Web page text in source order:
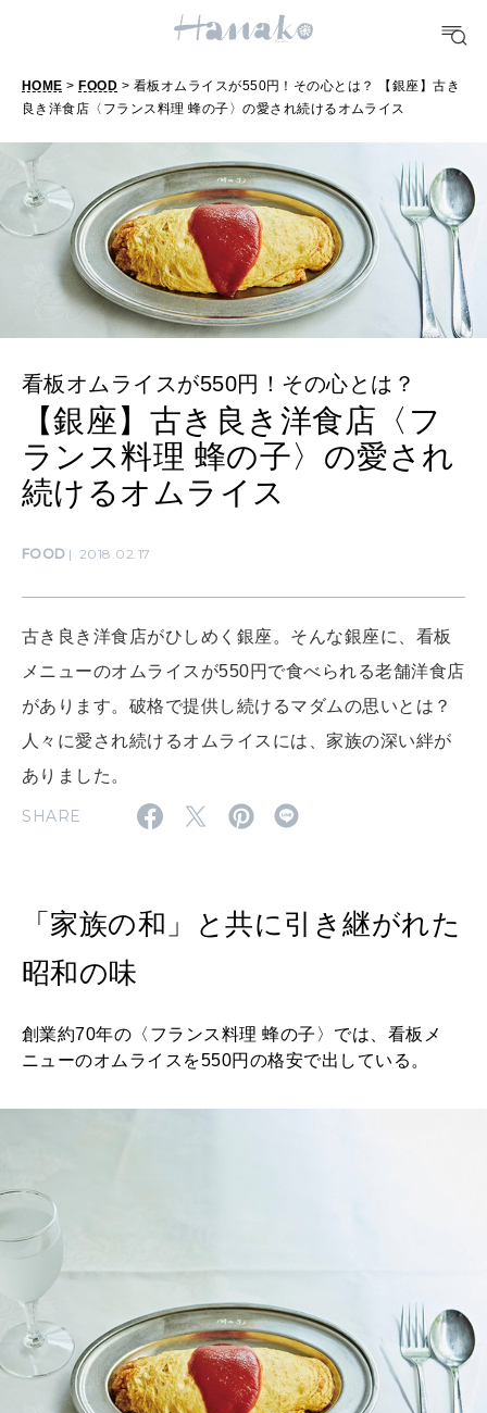
どこ行く？
FORTUNE
[12星座別] Weekly Holoscope
[12星座別] Monthly Love Holoscope
女神まり愛のタロットメッセージ
算命学がわかる今月のあなた
HEALTH
自分にやさしく
LEARN
MAMA
ママもいろいろ
自分を耕す
2026年9月号「北海道 おいしく遊ぶ、夏のご褒美旅。」
2026年7月号「鎌倉 ローカルが 教えてくれた 本当の歩き方。」
2026年2月号「良運を掴む 新・開運術。」
2026年1月号「猫がいれば、幸せ」
MAGAZINE MOOK
HOME > FOOD > 看板オムライスが550円！その心とは？ 【銀座】古き
良き洋食店〈フランス料理 蜂の子〉の愛され続けるオムライス
看板オムライスが550円！その心とは？
【銀座】古き良き洋食店〈フ
ランス料理 蜂の子〉の愛され
続けるオムライス
FOOD 2018.02.17
古き良き洋食店がひしめく銀座。そんな銀座に、看板
メニューのオムライスが550円で食べられる老舗洋食店
があります。破格で提供し続けるマダムの思いとは？
人々に愛され続けるオムライスには、家族の深い絆が
ありました。
SHARE
「家族の和」と共に引き継がれた
昭和の味
創業約70年の〈フランス料理 蜂の子〉では、看板メ
ニューのオムライスを550円の格安で出している。